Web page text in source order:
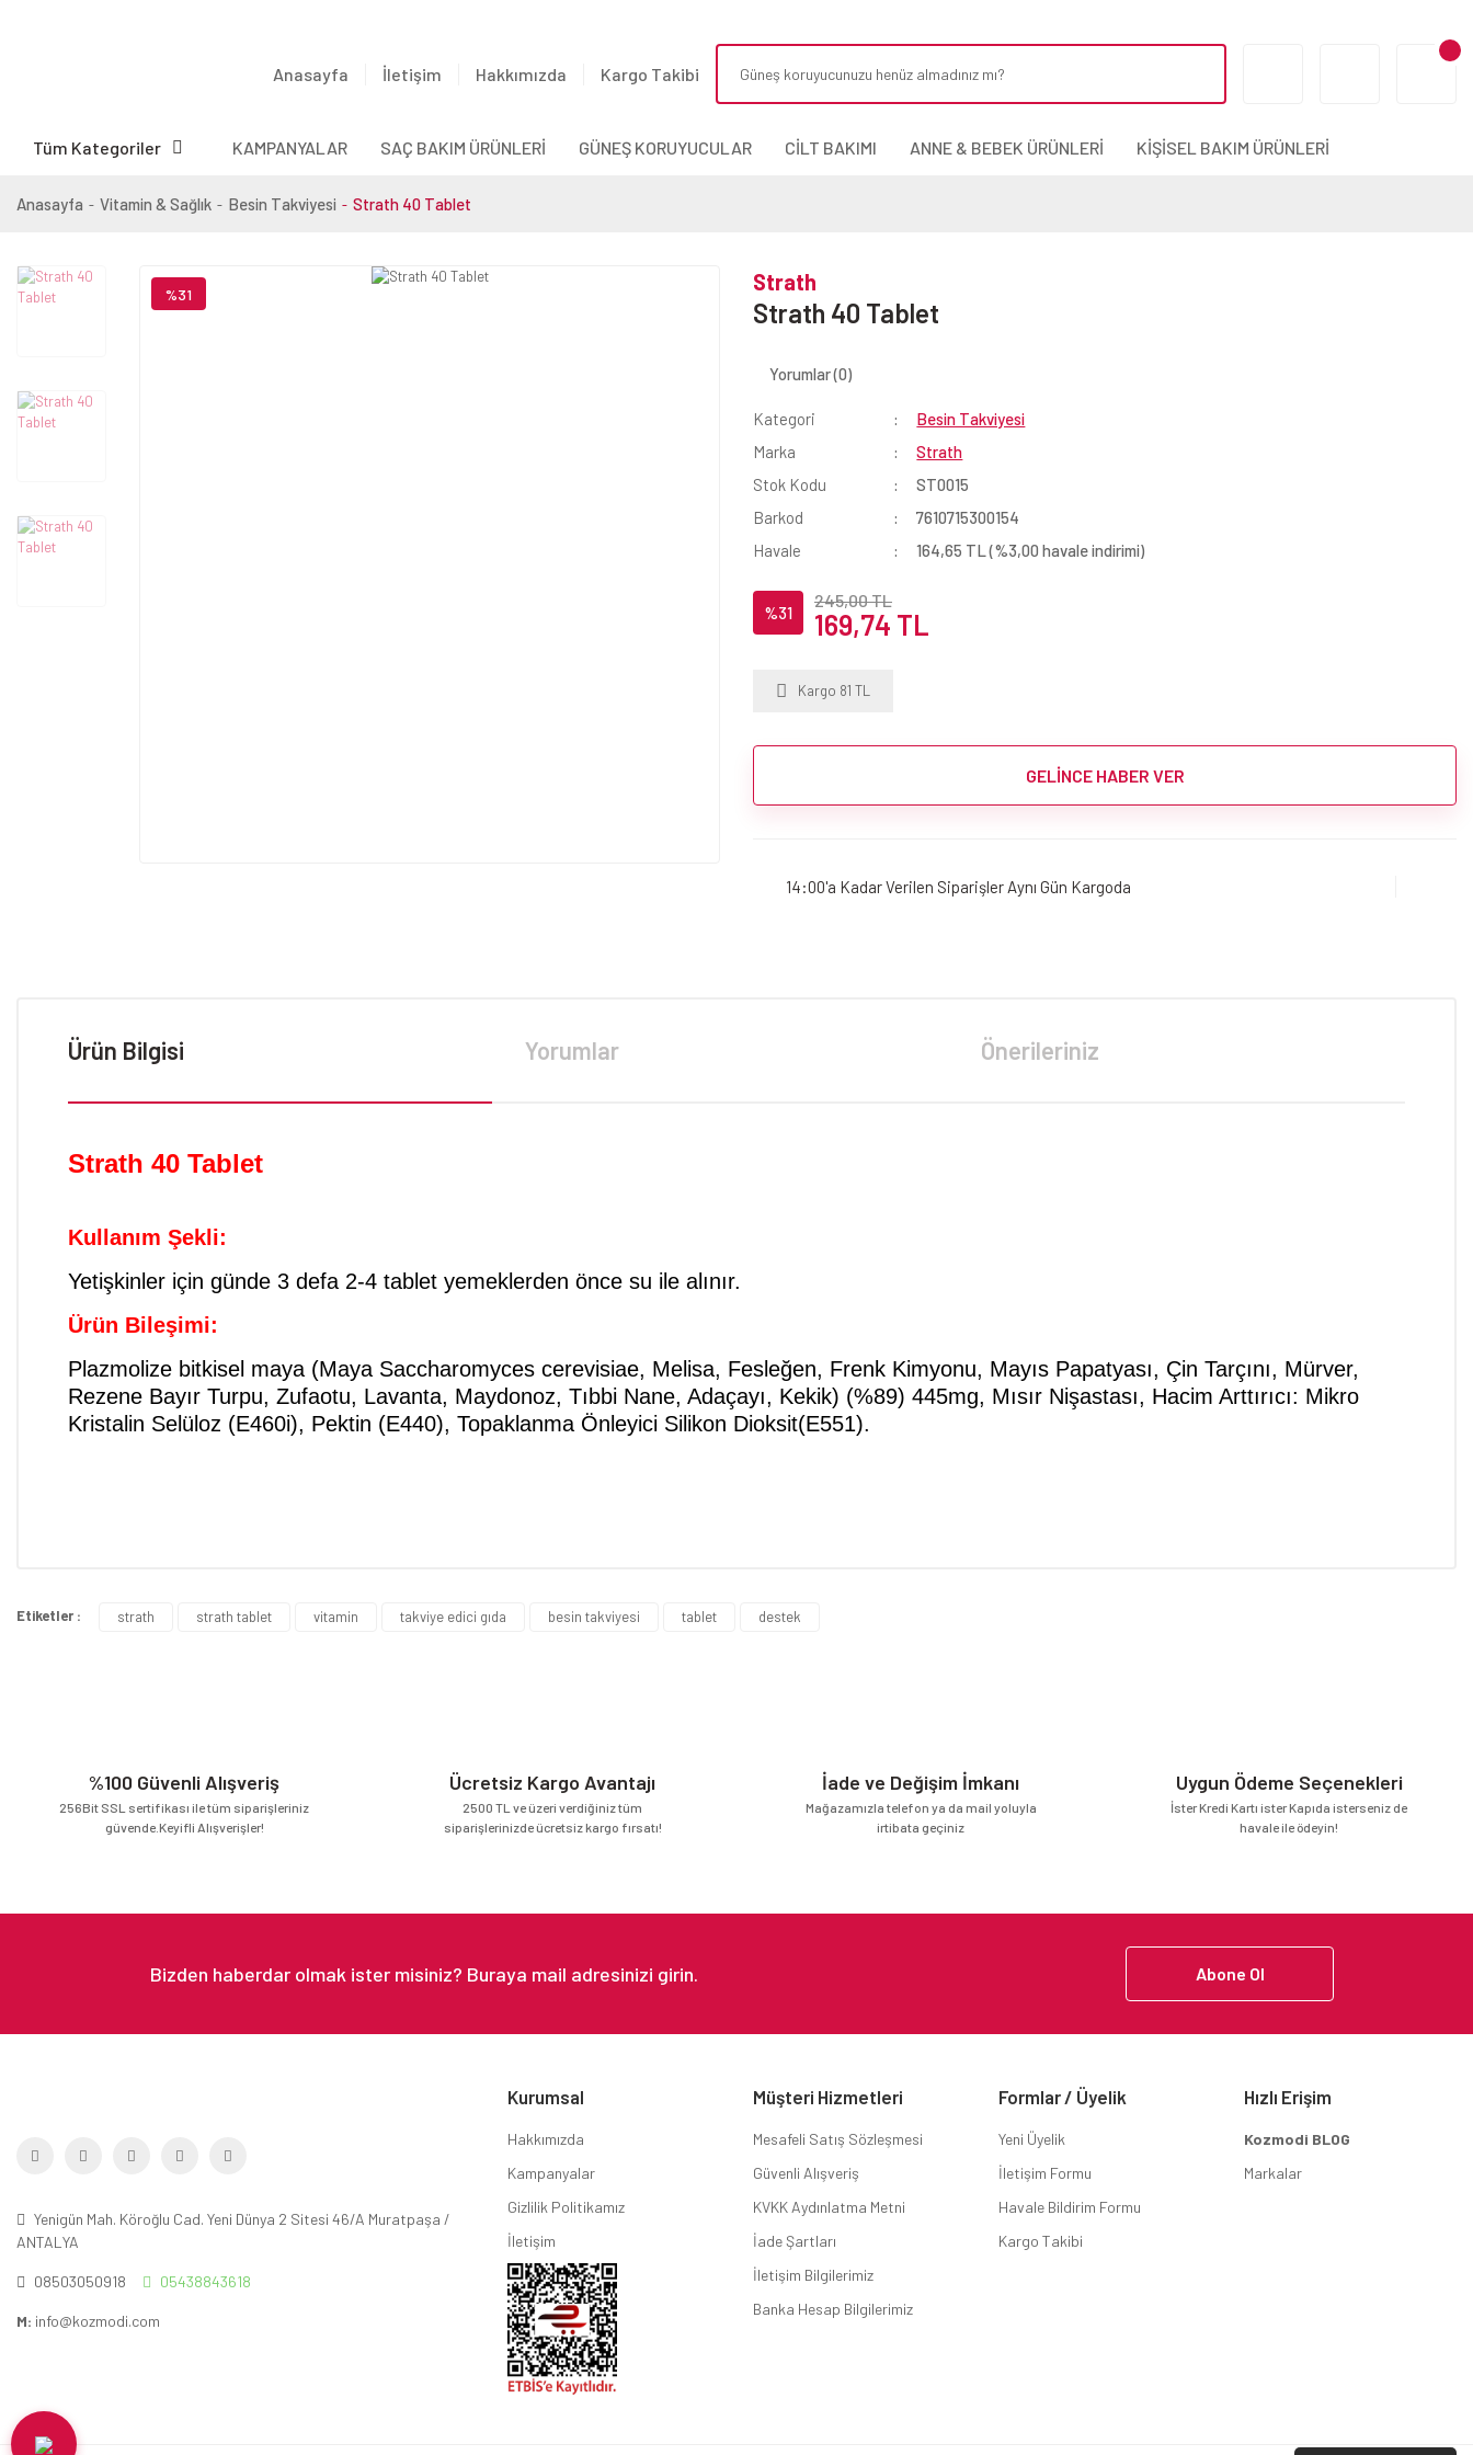
Anasayfa İletişim Hakkımızda Kargo Takibi
Tüm Kategoriler KAMPANYALAR SAÇ BAKIM ÜRÜNLERİ GÜNEŞ KORUYUCULAR CİLT BAKIMI ANNE & BEBEK ÜRÜNLERİ KİŞİSEL BAKIM ÜRÜNLERİ
Anasayfa Vitamin & Sağlık Besin Takviyesi Strath 40 Tablet
%31 Strath
Strath 40 Tablet
Yorumlar (0)
Kategori
Besin Takviyesi
Marka
Strath
Stok Kodu
ST0015
Barkod
7610715300154
Havale
164,65 TL (%3,00 havale indirimi)
%31
245,00 TL
169,74 TL
Kargo 81 TL
GELİNCE HABER VER
14:00'a Kadar Verilen Siparişler Aynı Gün Kargoda
Ürün Bilgisi Yorumlar Önerileriniz
Strath 40 Tablet
Kullanım Şekli:
Yetişkinler için günde 3 defa 2-4 tablet yemeklerden önce su ile alınır.
Ürün Bileşimi:
Plazmolize bitkisel maya (Maya Saccharomyces cerevisiae, Melisa, Fesleğen, Frenk Kimyonu, Mayıs Papatyası, Çin Tarçını, Mürver,
Rezene Bayır Turpu, Zufaotu, Lavanta, Maydonoz, Tıbbi Nane, Adaçayı, Kekik) (%89) 445mg, Mısır Nişastası, Hacim Arttırıcı: Mikro
Kristalin Selüloz (E460i), Pektin (E440), Topaklanma Önleyici Silikon Dioksit(E551).
Etiketler : strath strath tablet vitamin takviye edici gıda besin takviyesi tablet destek
%100 Güvenli Alışveriş
256Bit SSL sertifikası ile tüm siparişleriniz
güvende.Keyifli Alışverişler!
Ücretsiz Kargo Avantajı
2500 TL ve üzeri verdiğiniz tüm
siparişlerinizde ücretsiz kargo fırsatı!
İade ve Değişim İmkanı
Mağazamızla telefon ya da mail yoluyla
irtibata geçiniz
Uygun Ödeme Seçenekleri
İster Kredi Kartı ister Kapıda isterseniz de
havale ile ödeyin!
Abone Ol
Yenigün Mah. Köroğlu Cad. Yeni Dünya 2 Sitesi 46/A Muratpaşa /
ANTALYA
08503050918 05438843618
M: info@kozmodi.com
Kurumsal
Hakkımızda
Kampanyalar
Gizlilik Politikamız
İletişim
Müşteri Hizmetleri
Mesafeli Satış Sözleşmesi
Güvenli Alışveriş
KVKK Aydınlatma Metni
İade Şartları
İletişim Bilgilerimiz
Banka Hesap Bilgilerimiz
Formlar / Üyelik
Yeni Üyelik
İletişim Formu
Havale Bildirim Formu
Kargo Takibi
Hızlı Erişim
Kozmodi BLOG
Markalar